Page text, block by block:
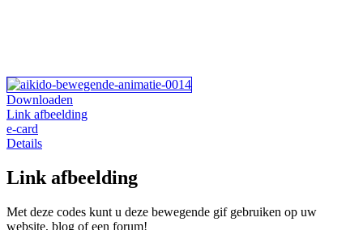
Downloaden
Link afbeelding
e-card
Details
Link afbeelding
Met deze codes kunt u deze bewegende gif gebruiken op uw
website, blog of een forum!